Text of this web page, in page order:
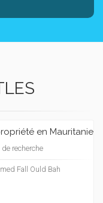
en Mauritanie
recherche
Fall Ould Bah